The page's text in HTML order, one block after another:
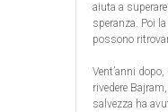
aiuta a
speranza. Poi
possono
Vent’anni
rivedere
salvezza ha